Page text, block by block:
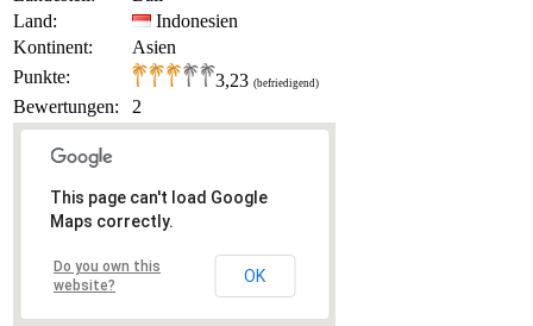
Land:
Indonesien
Kontinent:
Asien
Punkte:
3,23 (befriedigend)
Bewertungen: 2
This page can't load Google
Maps correctly.
Do you own this
website?
OK